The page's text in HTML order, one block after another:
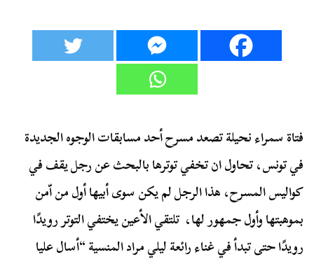
فتاة سمراء نحيلة تصعد مسرح أحد مسابقات الوجوه الجديدة
في تونس، تحاول ان تخفي توترها بالبحث عن رجل يقف في
كواليس المسرح، هذا الرجل لم يكن سوى أبيها أول من اّمن
بموهبتها وأول جمهور لها، تلتقي الأعين يختفي التوتر رويدًا
رويدًا حتى تبدأ في غناء رائعة ليلي مراد المنسية “أسال عليا